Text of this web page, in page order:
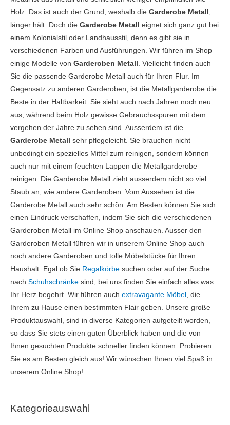
Kategorieauswahl
Holz. Das ist auch der Grund, weshalb die Garderobe Metall ,
länger hält. Doch die Garderobe Metall
eignet sich ganz gut bei
einem Kolonialstil oder Landhausstil, denn es gibt sie in
verschiedenen Farben und Ausführungen. Wir führen im Shop
einige Modelle von Garderoben Metall . Vielleicht finden auch
Sie die passende Garderobe Metall auch für Ihren Flur. Im
Gegensatz zu anderen Garderoben, ist die Metallgarderobe die
Beste in der Haltbarkeit. Sie sieht auch nach Jahren noch neu
aus, während beim Holz gewisse Gebrauchsspuren mit dem
vergehen der Jahre zu sehen sind. Ausserdem ist die
Garderobe Metall
sehr pflegeleicht. Sie brauchen nicht
unbedingt ein spezielles Mittel zum reinigen, sondern können
auch nur mit einem feuchten Lappen die Metallgarderobe
reinigen. Die Garderobe Metall zieht ausserdem nicht so viel
Staub an, wie andere Garderoben. Vom Aussehen ist die
Garderobe Metall auch sehr schön. Am Besten können Sie sich
einen Eindruck verschaffen, indem Sie sich die verschiedenen
Garderoben Metall im Online Shop anschauen. Ausser den
Garderoben Metall führen wir in unserem Online Shop auch
noch andere Garderoben und tolle Möbelstücke für Ihren
Haushalt. Egal ob Sie Regalkörbe suchen oder auf der Suche
nach Schuhschränke sind, bei uns finden Sie einfach alles was
Ihr Herz begehrt. Wir führen auch extravagante Möbel , die
Ihrem zu Hause einen bestimmten Flair geben. Unsere große
Produktauswahl, sind in diverse Kategorien aufgeteilt worden,
so dass Sie stets einen guten Überblick haben und die von
Ihnen gesuchten Produkte schneller finden können. Probieren
Sie es am Besten gleich aus! Wir wünschen Ihnen viel Spaß in
unserem Online Shop!